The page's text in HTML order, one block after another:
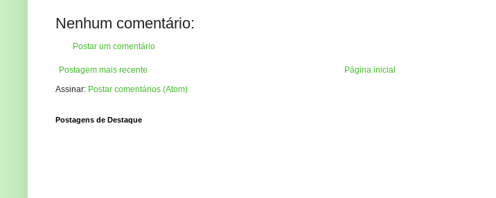
Nenhum comentário:
Postar um comentário
Postagem mais recente
Página inicial
Assinar: Postar comentários (Atom)
Postagens de Destaque